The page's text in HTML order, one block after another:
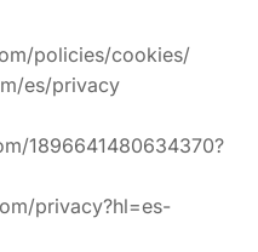
policies/cookies/
es/privacy
1896641480634370?
privacy?hl=es-